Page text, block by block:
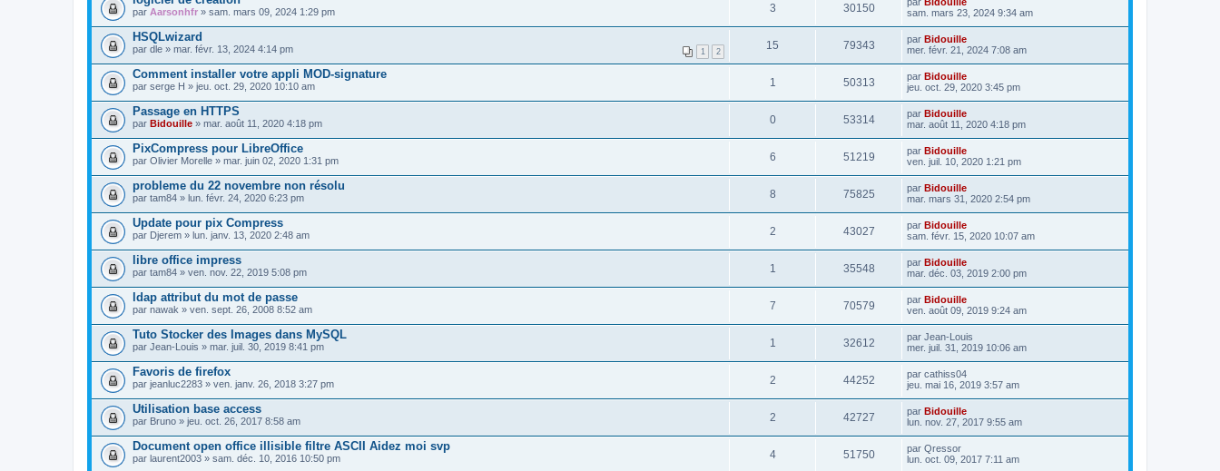
par Aarsonhfr » sam. mars 09, 2024 1:29 pm 3 30150
sam. mars 23, 2024 9:34 am
HSQLwizard
1 2
par dle » mar. févr. 13, 2024 4:14 pm 15 79343 par Bidouille
mer. févr. 21, 2024 7:08 am
Comment installer votre appli MOD-signature
par serge H » jeu. oct. 29, 2020 10:10 am 1 50313 par Bidouille
jeu. oct. 29, 2020 3:45 pm
Passage en HTTPS
par Bidouille » mar. août 11, 2020 4:18 pm 0 53314 par Bidouille
mar. août 11, 2020 4:18 pm
PixCompress pour LibreOffice
par Olivier Morelle » mar. juin 02, 2020 1:31 pm 6 51219 par Bidouille
ven. juil. 10, 2020 1:21 pm
probleme du 22 novembre non résolu
par tam84 » lun. févr. 24, 2020 6:23 pm 8 75825 par Bidouille
mar. mars 31, 2020 2:54 pm
Update pour pix Compress
par Djerem » lun. janv. 13, 2020 2:48 am 2 43027 par Bidouille
sam. févr. 15, 2020 10:07 am
libre office impress
par tam84 » ven. nov. 22, 2019 5:08 pm 1 35548 par Bidouille
mar. déc. 03, 2019 2:00 pm
ldap attribut du mot de passe
par nawak » ven. sept. 26, 2008 8:52 am 7 70579 par Bidouille
ven. août 09, 2019 9:24 am
Tuto Stocker des Images dans MySQL
par Jean-Louis » mar. juil. 30, 2019 8:41 pm 1 32612 par Jean-Louis
mer. juil. 31, 2019 10:06 am
Favoris de firefox
par jeanluc2283 » ven. janv. 26, 2018 3:27 pm 2 44252 par cathiss04
jeu. mai 16, 2019 3:57 am
Utilisation base access
par Bruno » jeu. oct. 26, 2017 8:58 am 2 42727 par Bidouille
lun. nov. 27, 2017 9:55 am
Document open office illisible filtre ASCII Aidez moi svp
par laurent2003 » sam. déc. 10, 2016 10:50 pm 4 51750 par Qressor
lun. oct. 09, 2017 7:11 am